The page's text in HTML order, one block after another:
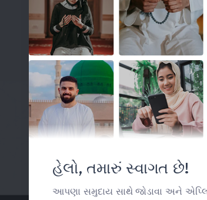
હેલો, તમારું સ્વાગત છે!
આપણા સમુદાય સાથે જોડાવા અને